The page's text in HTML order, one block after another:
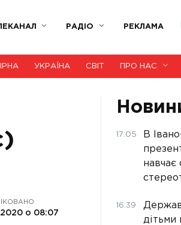
РАДІО РЕКЛАМА
УКРАЇНА СВІТ ПРО НАС
о 08:07
17:05
В
навчає
16:39
дітьми